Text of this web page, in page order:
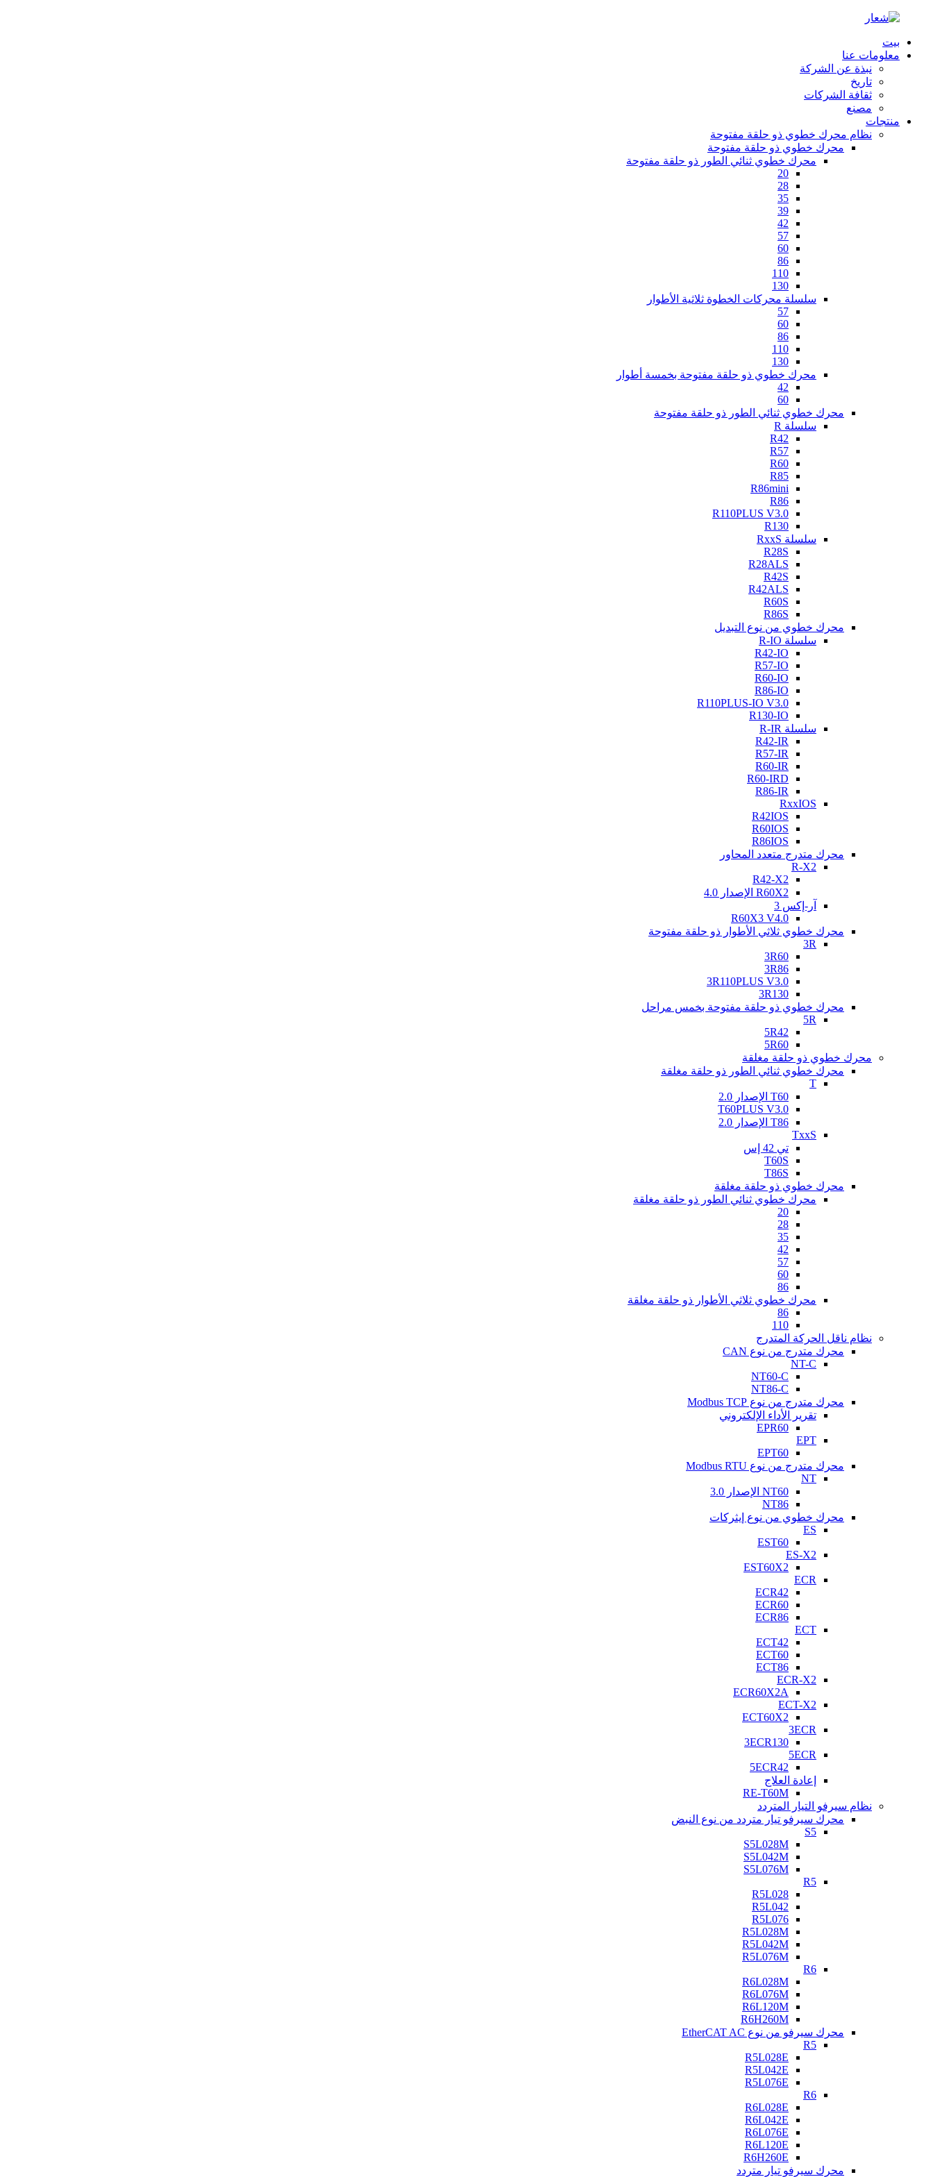
بيت
معلومات عنا
نبذة عن الشركة
تاريخ
ثقافة الشركات
مصنع
منتجات
نظام محرك خطوي ذو حلقة مفتوحة
محرك خطوي ذو حلقة مفتوحة
محرك خطوي ثنائي الطور ذو حلقة مفتوحة
20
28
35
39
42
57
60
86
110
130
سلسلة محركات الخطوة ثلاثية الأطوار
57
60
86
110
130
محرك خطوي ذو حلقة مفتوحة بخمسة أطوار
42
60
محرك خطوي ثنائي الطور ذو حلقة مفتوحة
سلسلة R
R42
R57
R60
R85
R86mini
R86
R110PLUS V3.0
R130
سلسلة RxxS
R28S
R28ALS
R42S
R42ALS
R60S
R86S
محرك خطوي من نوع التبديل
سلسلة R-IO
R42-IO
R57-IO
R60-IO
R86-IO
R110PLUS-IO V3.0
R130-IO
سلسلة R-IR
R42-IR
R57-IR
R60-IR
R60-IRD
R86-IR
RxxIOS
R42IOS
R60IOS
R86IOS
محرك متدرج متعدد المحاور
R-X2
R42-X2
R60X2 الإصدار 4.0
آر-إكس 3
R60X3 V4.0
محرك خطوي ثلاثي الأطوار ذو حلقة مفتوحة
3R
3R60
3R86
3R110PLUS V3.0
3R130
محرك خطوي ذو حلقة مفتوحة بخمس مراحل
5R
5R42
5R60
محرك خطوي ذو حلقة مغلقة
محرك خطوي ثنائي الطور ذو حلقة مغلقة
T
T60 الإصدار 2.0
T60PLUS V3.0
T86 الإصدار 2.0
TxxS
تي 42 إس
T60S
T86S
محرك خطوي ذو حلقة مغلقة
محرك خطوي ثنائي الطور ذو حلقة مغلقة
20
28
35
42
57
60
86
محرك خطوي ثلاثي الأطوار ذو حلقة مغلقة
86
110
نظام ناقل الحركة المتدرج
محرك متدرج من نوع CAN
NT-C
NT60-C
NT86-C
محرك متدرج من نوع Modbus TCP
تقرير الأداء الإلكتروني
EPR60
EPT
EPT60
محرك متدرج من نوع Modbus RTU
NT
NT60 الإصدار 3.0
NT86
محرك خطوي من نوع إيثركات
ES
EST60
ES-X2
EST60X2
ECR
ECR42
ECR60
ECR86
ECT
ECT42
ECT60
ECT86
ECR-X2
ECR60X2A
ECT-X2
ECT60X2
3ECR
3ECR130
5ECR
5ECR42
إعادة العلاج
RE-T60M
نظام سيرفو التيار المتردد
محرك سيرفو تيار متردد من نوع النبض
S5
S5L028M
S5L042M
S5L076M
R5
R5L028
R5L042
R5L076
R5L028M
R5L042M
R5L076M
R6
R6L028M
R6L076M
R6L120M
R6H260M
محرك سيرفو من نوع EtherCAT AC
R5
R5L028E
R5L042E
R5L076E
R6
R6L028E
R6L042E
R6L076E
R6L120E
R6H260E
محرك سيرفو تيار متردد